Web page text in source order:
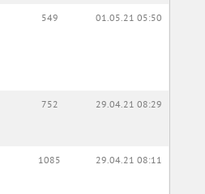
549 01.05.21 05:50
752 29.04.21 08:29
1085 29.04.21 08:11